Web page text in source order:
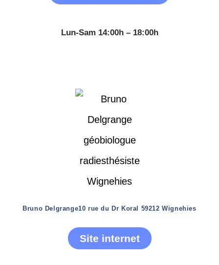
Lun-Sam 14:00h – 18:00h
Bruno Delgrange10 rue du Dr Koral 59212 Wignehies
Site internet